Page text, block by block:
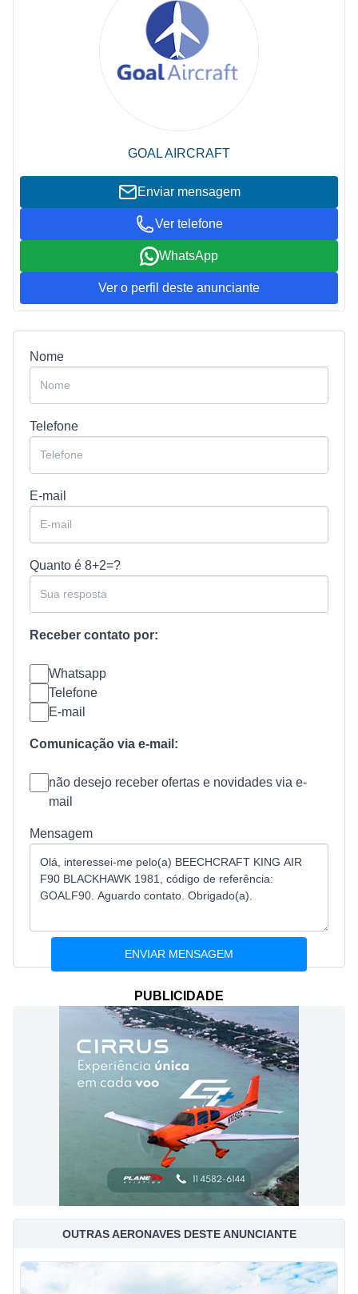
GOAL AIRCRAFT
Enviar mensagem
Ver telefone
WhatsApp
Ver o perfil deste anunciante
Nome
Telefone
E-mail
Quanto é 8+2=?
Receber contato por:
Whatsapp
Telefone
E-mail
Comunicação via e-mail:
não desejo receber ofertas e novidades via e-
mail
Mensagem
PUBLICIDADE
OUTRAS AERONAVES DESTE ANUNCIANTE